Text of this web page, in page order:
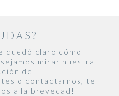
quedó claro cómo
mirar nuestra
de
o contactarnos, te
a la brevedad!